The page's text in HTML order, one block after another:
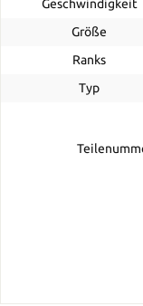
Geschwindigkeit
Größe
Ranks
Typ